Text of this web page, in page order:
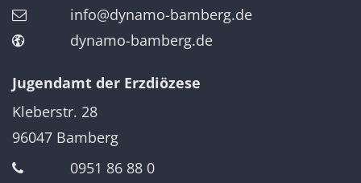
info@dynamo-bamberg.de
dynamo-bamberg.de
Jugendamt der Erzdiözese
Kleberstr. 28
96047 Bamberg
0951 86 88 0